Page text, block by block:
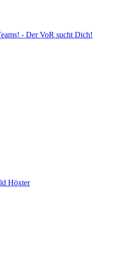
- Der VoR sucht Dich!